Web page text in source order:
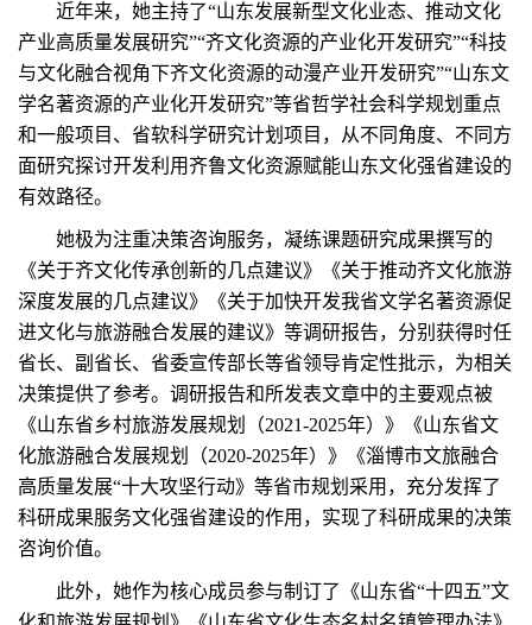
近年来，她主持了“山东发展新型文化业态、推动文化
产业高质量发展研究”“齐文化资源的产业化开发研究”“科技
与文化融合视角下齐文化资源的动漫产业开发研究”“山东文
学名著资源的产业化开发研究”等省哲学社会科学规划重点
和一般项目、省软科学研究计划项目，从不同角度、不同方
面研究探讨开发利用齐鲁文化资源赋能山东文化强省建设的
有效路径。
她极为注重决策咨询服务，凝练课题研究成果撰写的
《关于齐文化传承创新的几点建议》《关于推动齐文化旅游
深度发展的几点建议》《关于加快开发我省文学名著资源促
进文化与旅游融合发展的建议》等调研报告，分别获得时任
省长、副省长、省委宣传部长等省领导肯定性批示，为相关
决策提供了参考。调研报告和所发表文章中的主要观点被
《山东省乡村旅游发展规划（2021-2025年）》《山东省文
化旅游融合发展规划（2020-2025年）》《淄博市文旅融合
高质量发展“十大攻坚行动》等省市规划采用，充分发挥了
科研成果服务文化强省建设的作用，实现了科研成果的决策
咨询价值。
此外，她作为核心成员参与制订了《山东省“十四五”文